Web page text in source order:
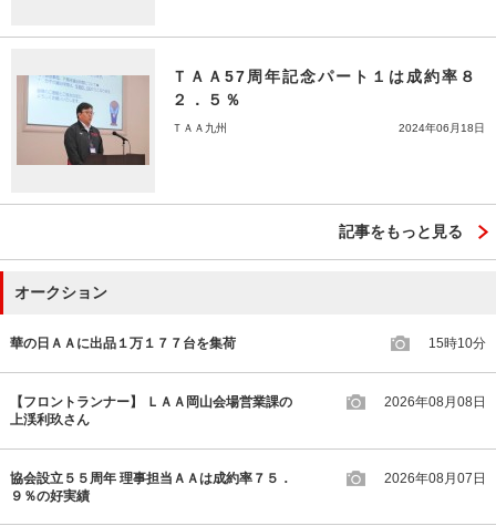
ＴＡＡ57周年記念パート１は成約率８
２．５％
ＴＡＡ九州 2024年06月18日
記事をもっと見る
オークション
華の日ＡＡに出品１万１７７台を集荷 15時10分
【フロントランナー】 ＬＡＡ岡山会場営業課の
上渓利玖さん
2026年08月08日
協会設立５５周年 理事担当ＡＡは成約率７５．
９％の好実績
2026年08月07日